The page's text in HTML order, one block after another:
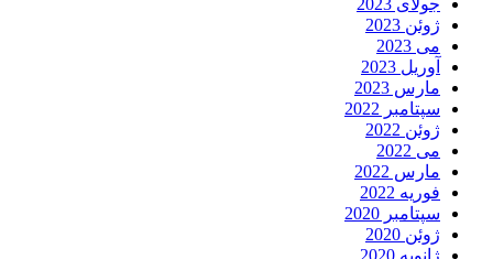
ژوئن 2023
می 2023
آوریل 2023
مارس 2023
سپتامبر 2022
ژوئن 2022
می 2022
مارس 2022
فوریه 2022
سپتامبر 2020
ژوئن 2020
ژانویه 2020